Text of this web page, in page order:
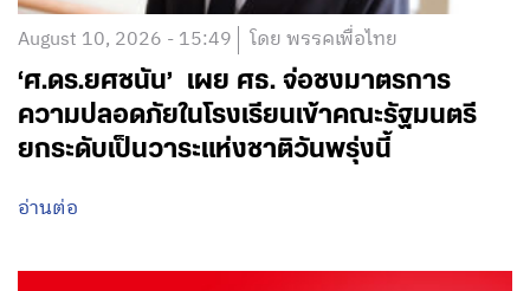
August 10, 2026 - 15:49 โดย พรรคเพื่อไทย
‘ศ.ดร.ยศชนัน’ เผย ศธ. จ่อชงมาตรการ
ความปลอดภัยในโรงเรียนเข้าคณะรัฐมนตรี
ยกระดับเป็นวาระแห่งชาติวันพรุ่งนี้
อ่านต่อ